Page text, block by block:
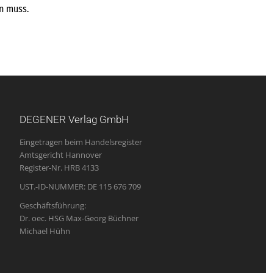
muss.
DEGENER Verlag GmbH
Eingetragen beim Handelsregister
Amtsgericht Hannover
Register-Nr. HRB 4133
UST.-ID-NUMMER: DE 115 676 709
Geschäftsführung:
Dr. oec. HSG Max-Georg Büchner
Michael Hühn